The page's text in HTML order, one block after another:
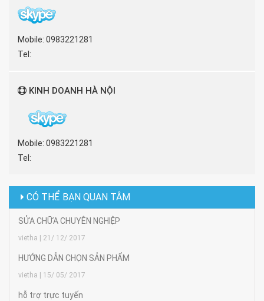
Mobile: 0983221281
Tel:
KINH DOANH HÀ NỘI
Mobile: 0983221281
Tel:
CÓ THỂ BẠN QUAN TÂM
SỬA CHỮA CHUYÊN NGHIỆP
vietha | 21/ 12/ 2017
HƯỚNG DẪN CHỌN SẢN PHẨM
vietha | 15/ 05/ 2017
hỗ trợ trực tuyến